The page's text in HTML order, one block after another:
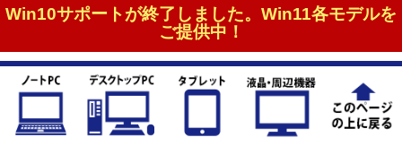
Win10サポートが終了しました。Win11各モデルを
ご提供中！